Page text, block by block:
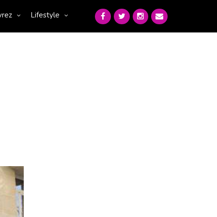
Lifestyle